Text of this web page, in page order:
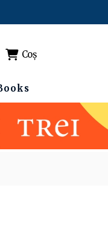
Coș